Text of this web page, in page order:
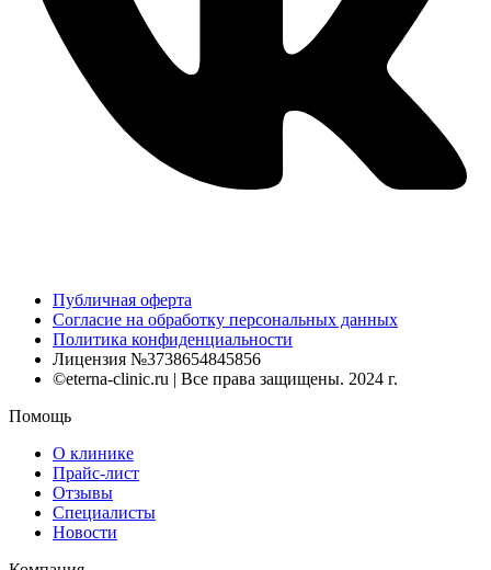
Публичная оферта
Согласие на обработку персональных данных
Политика конфиденциальности
Лицензия №3738654845856
©eterna-clinic.ru | Все права защищены. 2024 г.
Помощь
О клинике
Прайс-лист
Отзывы
Специалисты
Новости